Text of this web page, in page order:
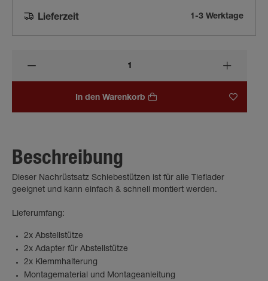
Lieferzeit 1-3 Werktage
In den Warenkorb
Beschreibung
Dieser Nachrüstsatz Schiebestützen ist für alle Tieflader
geeignet und kann einfach & schnell montiert werden.
Lieferumfang:
2x Abstellstütze
2x Adapter für Abstellstütze
2x Klemmhalterung
Montagematerial und Montageanleitung